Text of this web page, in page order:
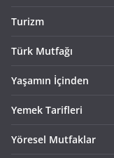
Turizm
Türk Mutfağı
Yaşamın İçinden
Yemek Tarifleri
Yöresel Mutfaklar